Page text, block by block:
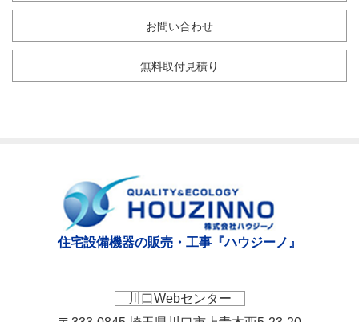
お問い合わせ
無料取付見積り
住宅設備機器の販売・工事『ハウジーノ』
川口Webセンター